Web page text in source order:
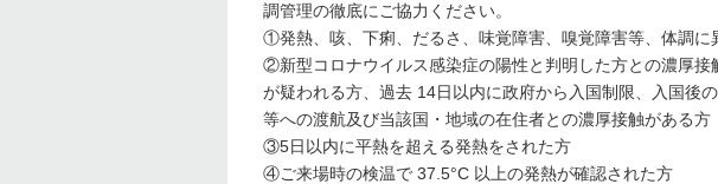
調管理の徹底にご協力ください。
①発熱、咳、下痢、だるさ、味覚障害、嗅覚障害等、体調に
②新型コロナウイルス感染症の陽性と判明した方との濃厚接
が疑われる⽅、過去 14日以内に政府から入国制限、入国後
等への渡航及び当該国・地域の在住者との濃厚接触がある方
③5日以内に平熱を超える発熱をされた方
④ご来場時の検温で 37.5°C 以上の発熱が確認された方